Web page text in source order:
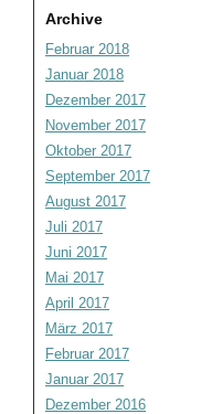
Archive
Februar 2018
Januar 2018
Dezember 2017
November 2017
Oktober 2017
September 2017
August 2017
Juli 2017
Juni 2017
Mai 2017
April 2017
März 2017
Februar 2017
Januar 2017
Dezember 2016